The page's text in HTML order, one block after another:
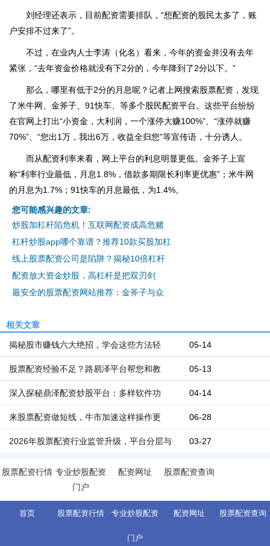
刘经理还表示，目前配资需要排队，“想配资的股民太多了，账
户安排不过来了”。
不过，在业内人士李涛（化名）看来，今年的资金并没有去年
紧张，“去年资金价格就没有下2分的，今年降到了2分以下。”
那么，哪里有低于2分的月息呢？记者上网搜索股票配资，发现
了米牛网、金斧子、91快车、等多个股民配资平台。这些平台纷纷
在官网上打出“小资金，大利润，一个涨停大赚100%”、“涨停就赚
70%”、“您出1万，我出6万，收益全归您”等宣传语，十分诱人。
而从配资利率来看，网上平台的利息明显更低。金斧子上宣
称“利率行业最低，月息1.8%，借款多期限长利率更优惠”；米牛网
的月息为1.7%；91快车的月息最低，为1.4%。
您可能感兴趣的文章:
炒股加杠杆陷危机！互联网配资成高危赌
杠杆炒股app哪个靠谱？推荐10款买股加杠
线上股票配资公司是陷阱？揭秘10倍杠杆
配资放大资金炒股，高杠杆是把双刃剑
最安全的股票配资网站推荐：金斧子与众
相关文章
05-14
揭秘股市赚钱六大绝招，学会这些方法轻
05-13
股票配资经验不足？路易泽平台帮您和教
04-14
深入探秘鼎泽配资炒股平台：多样软件功
06-28
来股票配资做短线，牛市加速这样操作更
03-27
2026年股票配资行业监管升级，平台分层与
股票配资行情 专业炒股配资
门户
配资网址 股票配资查询
首页 股票配资行情 专业炒股配资
门户
配资网址 股票配资查询